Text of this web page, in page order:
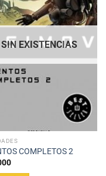
SIN EXISTENCIAS
COMPLETOS 2